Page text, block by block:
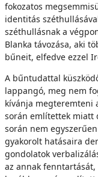
fokozatos
identitás
széthullásnak a
Blanka távozása, aki
bűneit, elfedve ezzel
A bűntudattal
lappangó, meg nem
kívánja megteremteni
során említettek miatt
során nem
gyakorolt hatásaira
gondolatok
az annak